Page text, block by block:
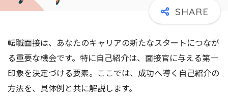
転職面接は、あなたのキャリアの新たなスタートにつなが
る重要な機会です。特に自己紹介は、面接官に与える第一
印象を決定づける要素。ここでは、成功へ導く自己紹介の
方法を、具体例と共に解説します。